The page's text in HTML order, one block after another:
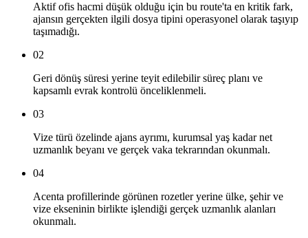
Aktif ofis hacmi düşük olduğu için bu route'ta en kritik fark,
ajansın gerçekten ilgili dosya tipini operasyonel olarak taşıyıp
taşımadığı.
02
Geri dönüş süresi yerine teyit edilebilir süreç planı ve
kapsamlı evrak kontrolü önceliklenmeli.
03
Vize türü özelinde ajans ayrımı, kurumsal yaş kadar net
uzmanlık beyanı ve gerçek vaka tekrarından okunmalı.
04
Acenta profillerinde görünen rozetler yerine ülke, şehir ve
vize ekseninin birlikte işlendiği gerçek uzmanlık alanları
okunmalı.